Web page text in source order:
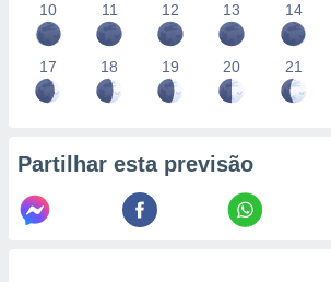
10
11 12 13 14
17 18 19 20 21
Partilhar esta previsão